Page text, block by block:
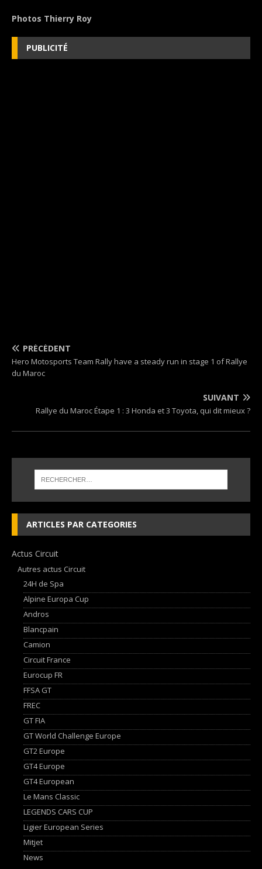
Photos Thierry Roy
PUBLICITÉ
PRÉCÉDENT
Hero Motosports Team Rally have a steady run in stage 1 of Rallye
du Maroc
SUIVANT
Rallye du Maroc Étape 1 : 3 Honda et 3 Toyota, qui dit mieux ?
ARTICLES PAR CATEGORIES
Actus Circuit
Autres actus Circuit
24H de Spa
Alpine Europa Cup
Andros
Blancpain
Camion
Circuit France
Eurocup FR
FFSA GT
FREC
GT FIA
GT World Challenge Europe
GT2 Europe
GT4 Europe
GT4 European
Le Mans Classic
LEGENDS CARS CUP
Ligier European Series
Mitjet
News